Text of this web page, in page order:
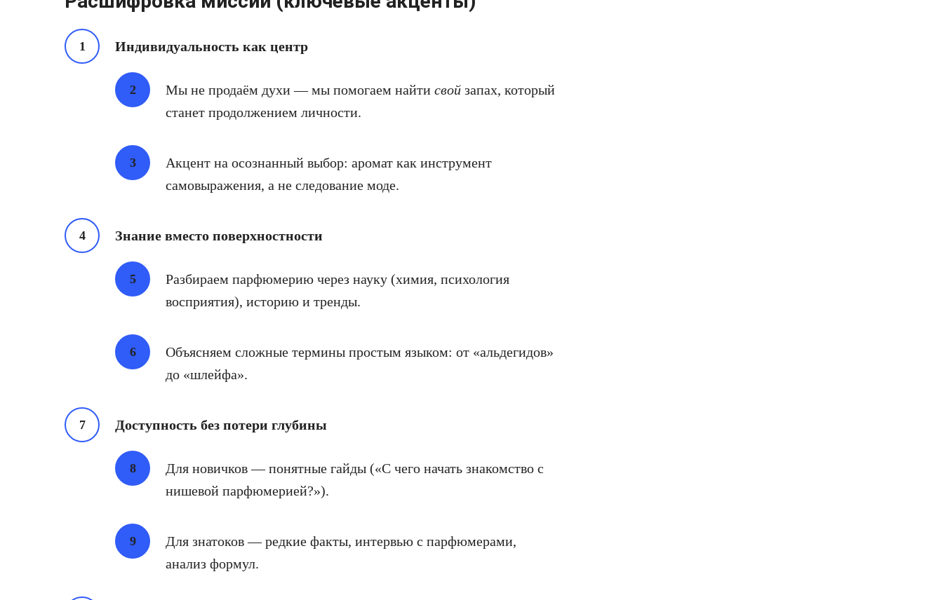
Индивидуальность как центр
Мы не продаём духи — мы помогаем найти свой запах, который
станет продолжением личности.
Акцент на осознанный выбор: аромат как инструмент
самовыражения, а не следование моде.
Знание вместо поверхностности
Разбираем парфюмерию через науку (химия, психология
восприятия), историю и тренды.
Объясняем сложные термины простым языком: от «альдегидов»
до «шлейфа».
Доступность без потери глубины
Для новичков — понятные гайды («С чего начать знакомство с
нишевой парфюмерией?»).
Для знатоков — редкие факты, интервью с парфюмерами,
анализ формул.